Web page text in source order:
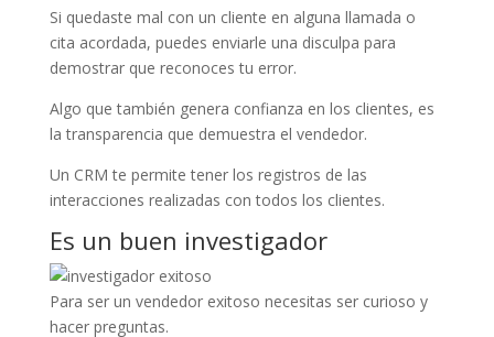
Si quedaste mal con un cliente en alguna llamada o
cita acordada, puedes enviarle una disculpa para
demostrar que reconoces tu error.
Algo que también genera confianza en los clientes, es
la transparencia que demuestra el vendedor.
Un CRM te permite tener los registros de las
interacciones realizadas con todos los clientes.
Es un buen investigador
Para ser un vendedor exitoso necesitas ser curioso y
hacer preguntas.